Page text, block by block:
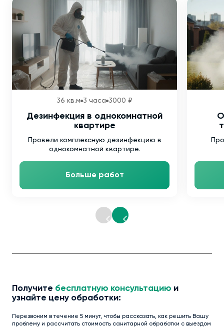
36 кв.м 3 часа 3000 ₽
Дезинфекция в однокомнатной
квартире
Провели комплексную дезинфекцию в
однокомнатной квартире.
Больше работ
Получите бесплатную консультацию и
узнайте цену обработки:
Перезвоним в течение 5 минут, чтобы рассказать, как решить Вашу
проблему и рассчитать стоимость санитарной обработки с выездом